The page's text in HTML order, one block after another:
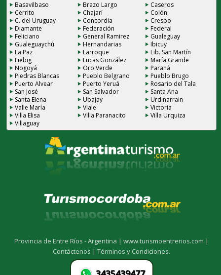
Basavilbaso Brazo Largo
Caseros
Cerrito
Chajarí
Colón
C. del Uruguay
Concordia
Crespo
Diamante
Federación
Federal
Feliciano
General Ramirez
Gualeguay
Gualeguaychú
Hernandarias
Ibicuy
La Paz
Larroque
Lib. San Martín
Liebig
Lucas González
María Grande
Nogoyá
Oro Verde
Paraná
Piedras Blancas
Pueblo Belgrano
Pueblo Brugo
Puerto Alvear
Puerto Yeruá
Rosario del Tala
San José
San Salvador
Santa Ana
Santa Elena
Ubajay
Urdinarrain
Valle María
Viale
Victoria
Villa Elisa
Villa Paranacito
Villa Urquiza
Villaguay
Provincia de Entre Ríos - Argentina |www.turismoentrerios.com |
Contáctenos |Términos y Condiciones.